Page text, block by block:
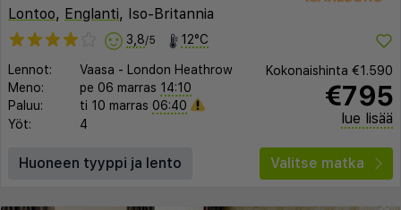
Lontoo, Englanti, Iso-Britannia
3,8/5 12°C
Lennot: Vaasa -
London Heathrow
Meno:
pe 06 marras 14:10
Paluu:
ti 10 marras 06:40
Yöt:
4
Kokonaishinta €1.590
€795
lue lisää
Huoneen tyyppi ja lento Valitse matka